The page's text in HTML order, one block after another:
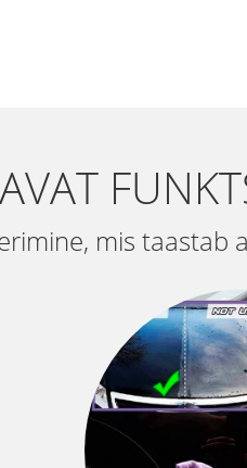
mis taastab